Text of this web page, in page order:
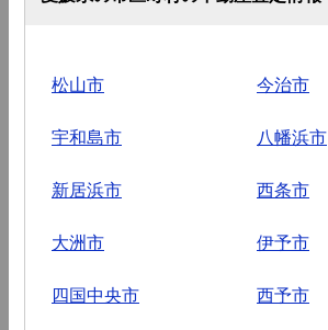
松山市 今治市
宇和島市 八幡浜市
新居浜市 西条市
大洲市 伊予市
四国中央市 西予市